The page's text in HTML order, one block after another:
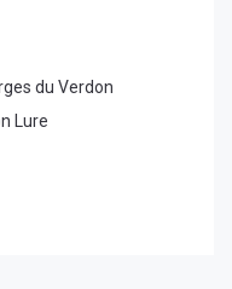
du Verdon
Lure